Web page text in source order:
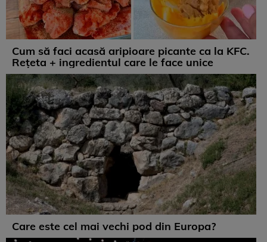
Cum să faci acasă aripioare picante ca la KFC.
Rețeta + ingredientul care le face unice
Care este cel mai vechi pod din Europa?